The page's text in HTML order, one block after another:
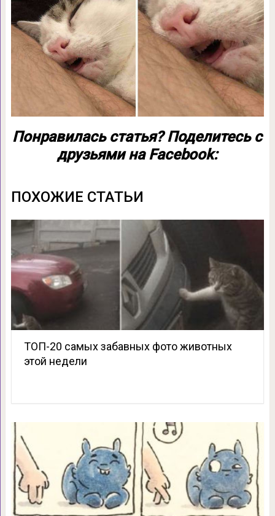
Понравилась статья? Поделитесь с
друзьями на Facebook:
ПОХОЖИЕ СТАТЬИ
ТОП-20 самых забавных фото животных
этой недели